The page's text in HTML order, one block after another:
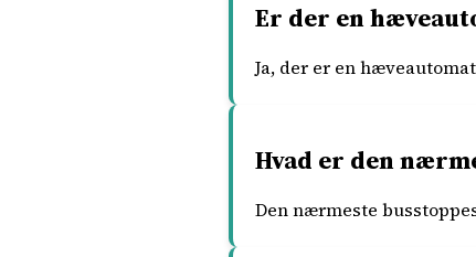
Er der en
Ja, der er en
Hvad er den
Den nærmeste